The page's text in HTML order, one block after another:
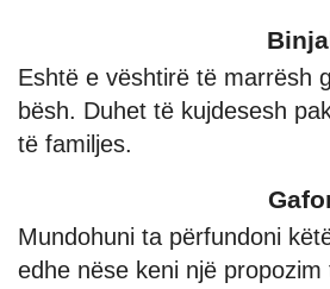
Eshtë e vështirë të marrësh
bësh. Duhet të kujdesesh
të familjes.
Mundohuni ta përfundoni
edhe nëse keni një